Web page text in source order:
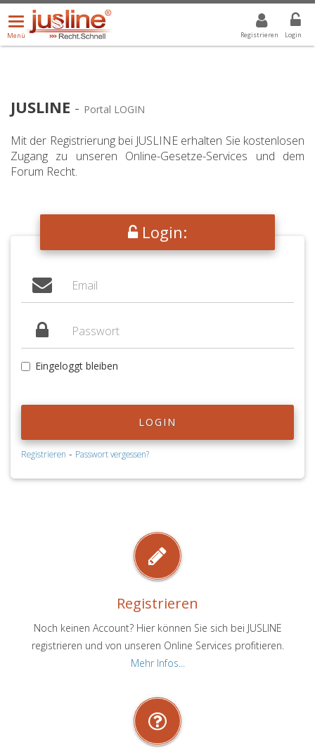
Registrieren Login
Menü
öffnen/schließen
Menü
ALLE DROPDOWN: GEWÄHLTER WERT IST ALLE
JUSLINE - Portal LOGIN
Mit der Registrierung bei JUSLINE erhalten Sie kostenlosen
Zugang zu unseren Online-Gesetze-Services und dem
Forum Recht.
Login:
Eingeloggt bleiben
LOGIN
Registrieren - Passwort vergessen?
Registrieren
Noch keinen Account? Hier können Sie sich bei JUSLINE
registrieren und von unseren Online Services profitieren.
Mehr Infos...